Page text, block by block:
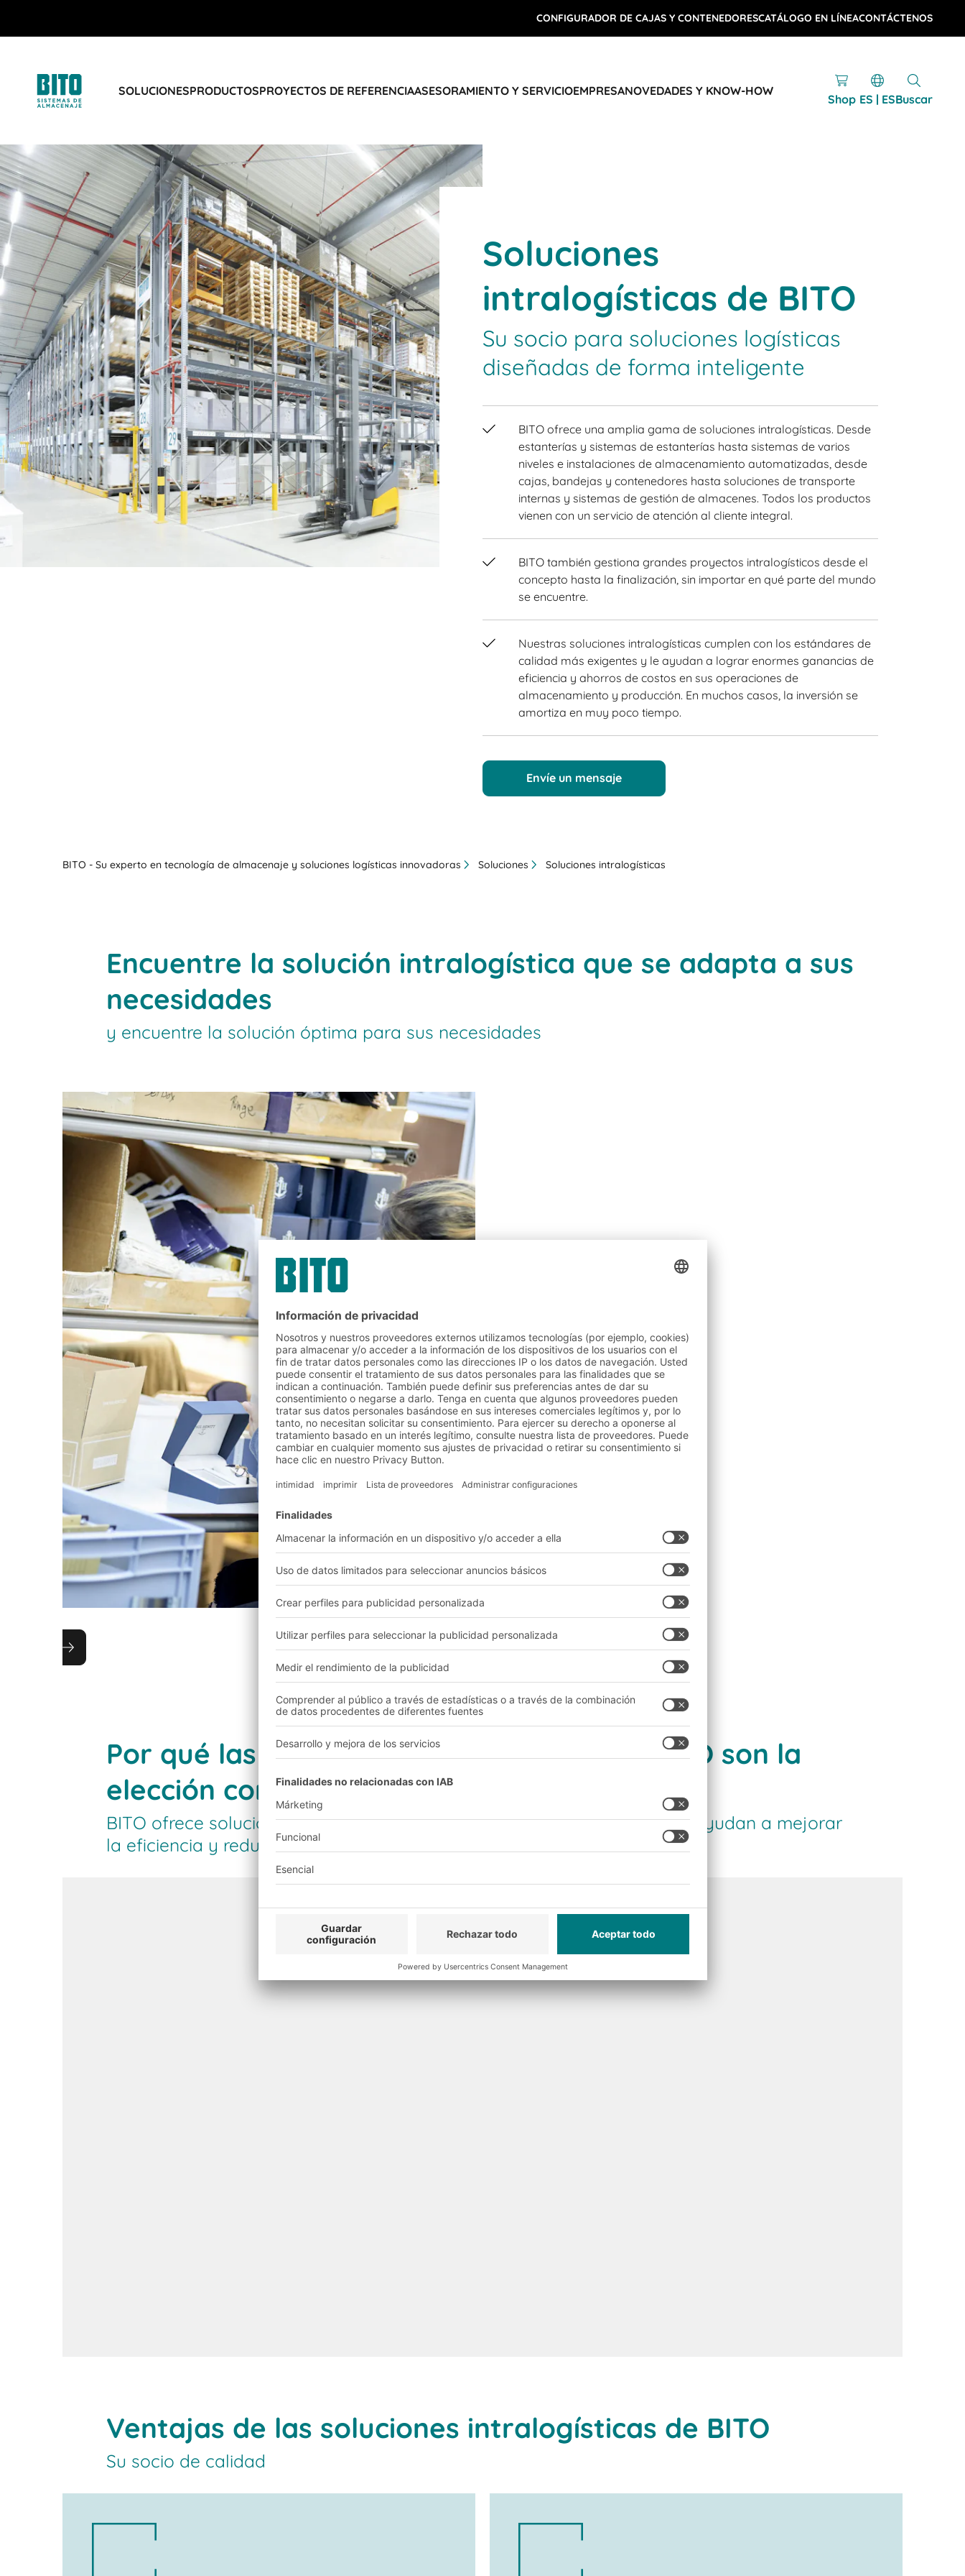
CONFIGURADOR DE CAJAS Y CONTENEDORESCATÁLOGO EN LÍNEACONTÁCTENOS
SOLUCIONESPRODUCTOSPROYECTOS DE REFERENCIAASESORAMIENTO Y SERVICIOEMPRESANOVEDADES Y KNOW-HOW
Shop ES | ESBuscar
Soluciones
intralogísticas de BITO
Su socio para soluciones logísticas
diseñadas de forma inteligente
BITO ofrece una amplia gama de soluciones intralogísticas. Desde
estanterías y sistemas de estanterías hasta sistemas de varios
niveles e instalaciones de almacenamiento automatizadas, desde
cajas, bandejas y contenedores hasta soluciones de transporte
internas y sistemas de gestión de almacenes. Todos los productos
vienen con un servicio de atención al cliente integral.
BITO también gestiona grandes proyectos intralogísticos desde el
concepto hasta la finalización, sin importar en qué parte del mundo
se encuentre.
Nuestras soluciones intralogísticas cumplen con los estándares de
calidad más exigentes y le ayudan a lograr enormes ganancias de
eficiencia y ahorros de costos en sus operaciones de
almacenamiento y producción. En muchos casos, la inversión se
amortiza en muy poco tiempo.
Envíe un mensaje
BITO - Su experto en tecnología de almacenaje y soluciones logísticas innovadoras Soluciones Soluciones intralogísticas
Encuentre la solución intralogística que se adapta a sus
necesidades
y encuentre la solución óptima para sus necesidades
Gestión de devoluciones
Reducción de costes de las devoluciones mediante la automatización
Por qué las soluciones intralogísticas de BITO son la
elección correcta
BITO ofrece soluciones intralogísticas perfectamente adaptadas que le ayudan a mejorar
la eficiencia y reducir los costes
Ventajas de las soluciones intralogísticas de BITO
Su socio de calidad